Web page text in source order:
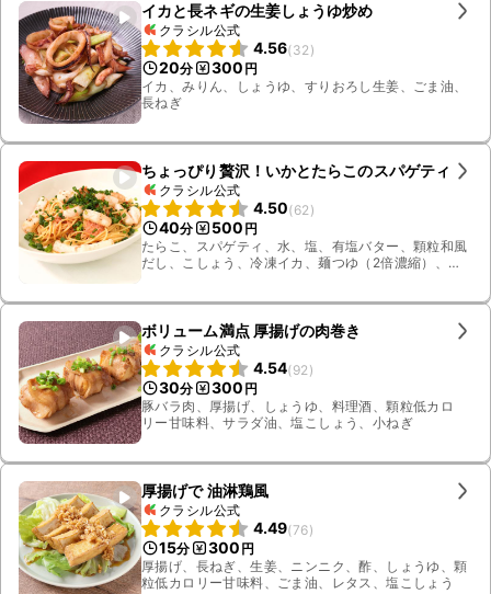
イカと長ネギの生姜しょうゆ炒め
クラシル公式
4.56(32 )
20分 300 円
イカ、みりん、しょうゆ、すりおろし生姜、ごま油、
長ねぎ
ちょっぴり贅沢！いかとたらこのスパゲティ
クラシル公式
4.50(62 )
40分 500 円
たらこ、スパゲティ、水、塩、有塩バター、顆粒和風
だし、こしょう、冷凍イカ、麺つゆ（2倍濃縮）、万
ボリューム満点 厚揚げの肉巻き
クラシル公式
4.54(92 )
30分 300 円
豚バラ肉、厚揚げ、しょうゆ、料理酒、顆粒低カロ
リー甘味料、サラダ油、塩こしょう、小ねぎ
厚揚げで 油淋鶏風
クラシル公式
4.49(76)
15分 300 円
厚揚げ、長ねぎ、生姜、ニンニク、酢、しょうゆ、顆
粒低カロリー甘味料、ごま油、レタス、塩こしょう